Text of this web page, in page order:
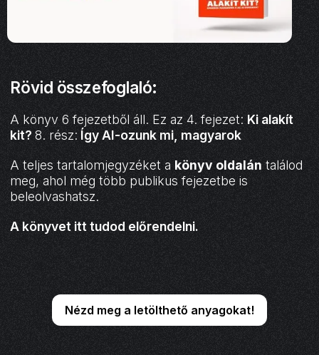
Rövid összefoglaló:
A könyv 6 fejezetből áll. Ez az 4. fejezet: Ki alakít
kit?8. rész: Így AI-ozunk mi, magyarok
A teljes tartalomjegyzéket a könyv oldalán találod
meg, ahol még több publikus fejezetbe is
beleolvashatsz.
A könyvet itt tudod előrendelni.
Nézd meg a letölthető anyagokat!